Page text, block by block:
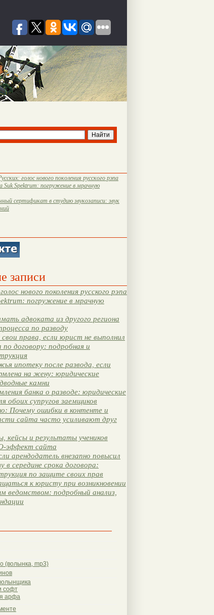
голос нового поколения русского рэпа
Suk Spektrum: погружение в мрачную
сертификат в студию звукозаписи: звук
записи
нового поколения русского рэпа
погружение в мрачную
адвоката из другого региона
по разводу
права, если юрист не выполнил
по договору: подробная и
ипотеку после развода, если
на жену: юридические
камни
банка о разводе: юридические
обоих супругов заемщиков
Почему ошибки в контенте и
сайта часто усиливают друг
кейсы и результаты учеников
эффект сайта
арендодатель внезапно повысил
в середине срока договора:
по защите своих прав
к юристу при возникновении
ведомством: подробный анализ,
(волынка, mp3)
софт
арфа